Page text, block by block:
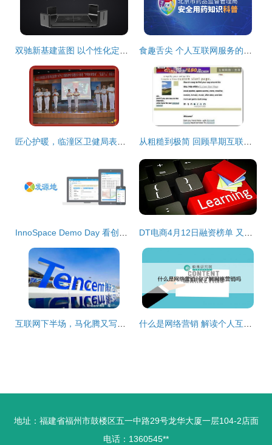
地址：福建省福州市鼓楼区五一中路29号龙华大厦一层104-2店面
电话：1360545**